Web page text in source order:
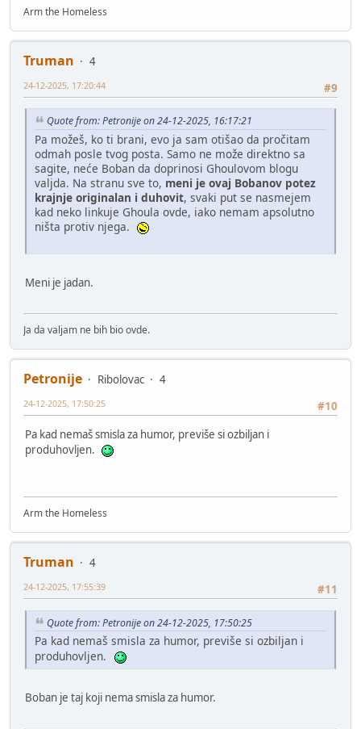
Arm the Homeless
Truman
4
#9
24-12-2025, 17:20:44
Quote from: Petronije on 24-12-2025, 16:17:21
Pa možeš, ko ti brani, evo ja sam otišao da pročitam
odmah posle tvog posta. Samo ne može direktno sa
sagite, neće Boban da doprinosi Ghoulovom blogu
valjda. Na stranu sve to, meni je ovaj Bobanov potez
krajnje originalan i duhovit, svaki put se nasmejem
kad neko linkuje Ghoula ovde, iako nemam apsolutno
ništa protiv njega.
Meni je jadan.
Ja da valjam ne bih bio ovde.
Petronije Ribolovac
4
#10
24-12-2025, 17:50:25
Pa kad nemaš smisla za humor, previše si ozbiljan i
produhovljen.
Arm the Homeless
Truman
4
#11
24-12-2025, 17:55:39
Quote from: Petronije on 24-12-2025, 17:50:25
Pa kad nemaš smisla za humor, previše si ozbiljan i
produhovljen.
Boban je taj koji nema smisla za humor.